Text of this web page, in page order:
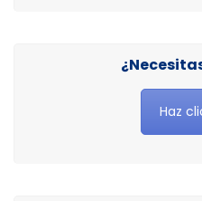
Haz